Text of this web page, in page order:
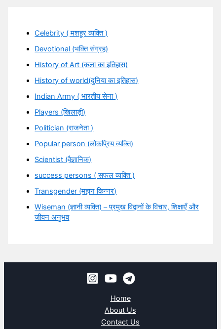
Celebrity ( मशहूर व्यक्ति )
Devotional (भक्ति संग्रह)
History of Art (कला का इतिहास)
History of world(दुनिया का इतिहास)
Indian Army ( भारतीय सेना )
Players (खिलाड़ी)
Politician (राजनेता )
Popular person (लोकप्रिय व्यक्ति)
Scientist (वैज्ञानिक)
success persons ( सफल व्यक्ति )
Transgender (महान किन्नर)
Wiseman (ज्ञानी व्यक्ति) – प्रमुख विद्वानों के विचार, शिक्षाएँ और
जीवन अनुभव
Home
About Us
Contact Us